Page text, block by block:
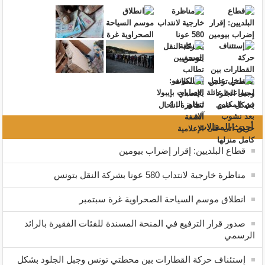
أحدث المقالات
قطاع البلديين: إقرار إضراب بيومين
مناظرة خارجية لانتداب 580 عونا بشركة النقل بتونس
انطلاق موسم السياحة الصحراوية غرة سبتمبر
صدور قرار الترفيع في المنحة المسندة للفئات الفقيرة بالرائد
الرسمي
إستئناف حركة القطارات بين محطتي تونس وجبل الجلود بشكل